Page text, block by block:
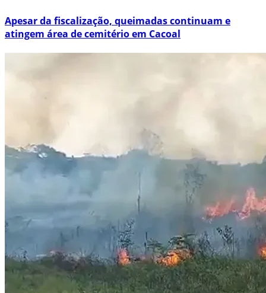
Apesar da fiscalização, queimadas continuam e
atingem área de cemitério em Cacoal